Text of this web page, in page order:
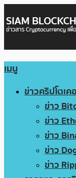
เมนู
ข่าวคริปโตเค
ข่าว
ข่าว
ข่าว
ข่าว
ข่าว